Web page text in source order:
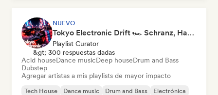
NUEVO
Tokyo Electronic Drift 🏎️ Schranz, Hard Techno & Anime EDM
Playlist Curator
&gt; 300 respuestas dadas
Acid houseDance musicDeep houseDrum and Bass
Dubstep
Agregar artistas a mis playlists de mayor impacto
Tech House Dance music Drum and Bass
Electrónica